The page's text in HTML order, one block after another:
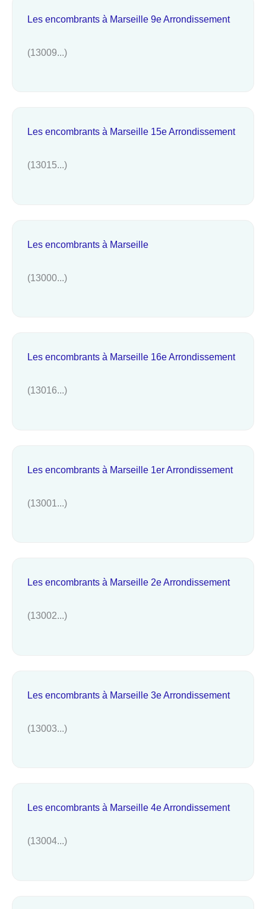
Les encombrants à Marseille 9e Arrondissement
(13009...)
Les encombrants à Marseille 15e Arrondissement
(13015...)
Les encombrants à Marseille
(13000...)
Les encombrants à Marseille 16e Arrondissement
(13016...)
Les encombrants à Marseille 1er Arrondissement
(13001...)
Les encombrants à Marseille 2e Arrondissement
(13002...)
Les encombrants à Marseille 3e Arrondissement
(13003...)
Les encombrants à Marseille 4e Arrondissement
(13004...)